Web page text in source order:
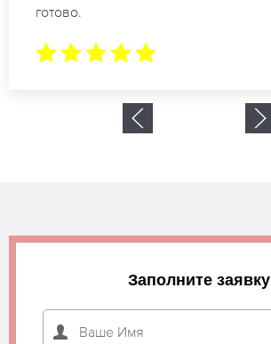
результат. Буду обращаться еще.
Заполните заявку